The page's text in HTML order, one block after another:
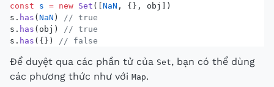
const s = new Set ([ NaN , {}, obj])
s. has ( NaN )
// true
s. has (obj)
// true
s. has ({}) // false
Để duyệt qua các phần tử của Set, bạn có thể dùng
các phương thức như với Map.